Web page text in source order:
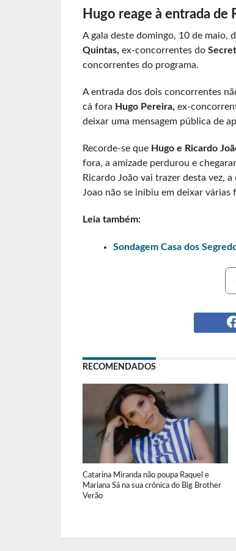
Hugo reage à entrada de
A gala deste domingo, 10 de maio,
Quintas, ex-concorrentes do
concorrentes do programa.
A entrada dos dois concorrentes
cá fora Hugo Pereira, ex-
deixar uma mensagem pública de
Recorde-se que Hugo e Ricardo
fora, a amizade perdurou e
Ricardo João vai trazer desta vez,
Joao não se inibiu em deixar
Leia também:
Sondagem Casa dos
RECOMENDADOS
Catarina Miranda não poupa Raquel e
Mariana Sá na sua crónica do Big Brother
Verão